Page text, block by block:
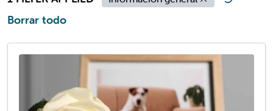
Borrar todo